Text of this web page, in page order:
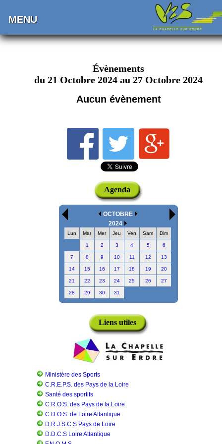
MENU
Évènements
du 21 Octobre 2024 au 27 Octobre 2024
Aucun évènement
Agenda
OCTOBRE
2024
Lun Mar Mer Jeu Ven Sam Dim
1 2 3 4 5 6
7 8 9 10 11 12 13
14 15 16 17 18 19 20
21 22 23 24 25 26 27
28 29 30 31
Liens utiles
Ministère des Sports
C.R.E.P.S. des Pays de la Loire
Santé des sportifs
C.R.O.S. des Pays de la Loire
C.D.O.S. de Loire Atlantique
D.R.J.S.C.S Pays de Loire
D.D.C.S Loire Atlantique